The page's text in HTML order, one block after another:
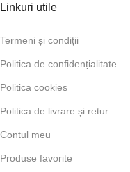
Linkuri utile
Termeni și condiții
Politica de confidențialitate
Politica cookies
Politica de livrare și retur
Contul meu
Produse favorite